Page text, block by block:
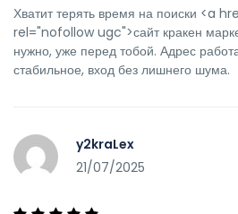
Хватит терять время на поиски <a
rel="nofollow ugc">сайт кракен
нужно, уже перед тобой. Адрес
стабильное, вход без лишнего шума.
y2kraLex
21/07/2025